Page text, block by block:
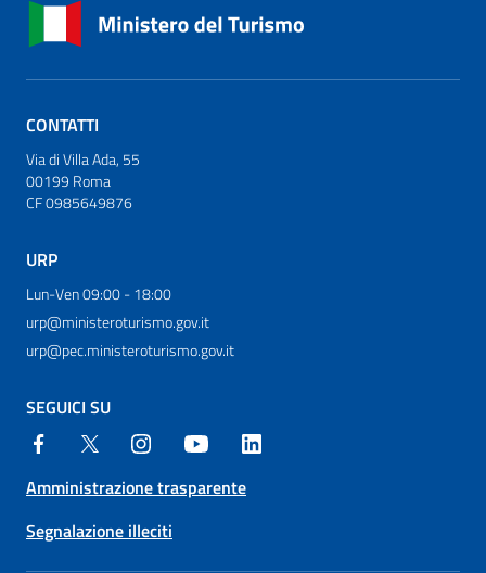
CONTATTI
Via di Villa Ada, 55
00199 Roma
CF 0985649876
URP
Lun-Ven 09:00 - 18:00
urp@ministeroturismo.gov.it
urp@pec.ministeroturismo.gov.it
SEGUICI SU
Amministrazione trasparente
Segnalazione illeciti